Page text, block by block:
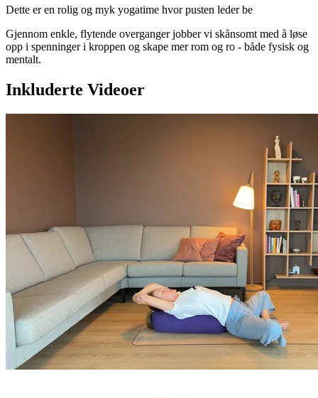
Dette er en rolig og myk yogatime hvor pusten leder be
Gjennom enkle, flytende overganger jobber vi skånsomt med å løse
opp i spenninger i kroppen og skape mer rom og ro - både fysisk og
mentalt.
Inkluderte Videoer